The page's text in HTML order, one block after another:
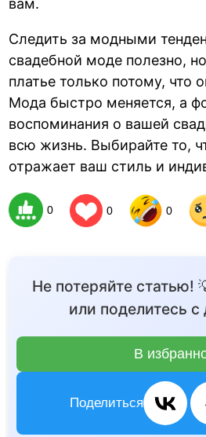
вам.
Следить за модными
свадебной моде полезно,
платье только потому, что
Мода быстро меняется, а
воспоминания о вашей
всю жизнь. Выбирайте то,
отражает ваш стиль и
0 0 0
Не потеряйте статью!
или поделитесь
В
Поделиться